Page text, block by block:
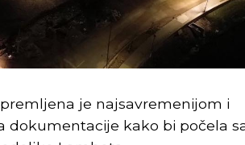
je najsavremenijom i
kako bi počela